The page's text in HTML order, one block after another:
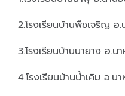
2.โรงเรียนบ้านพืชเจริญ อ
3.โรงเรียนบ้านนายาง อ.น
4.โรงเรียนบ้านน้ำเคิม อ.น